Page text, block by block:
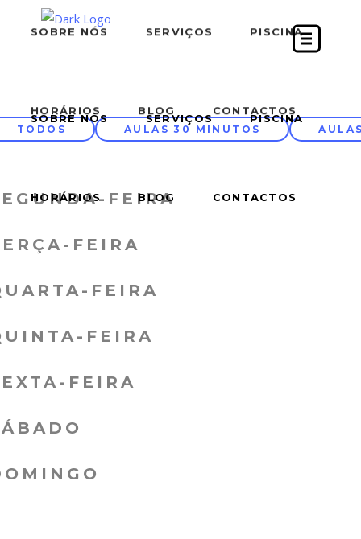
SOBRE NÓS SERVIÇOS PISCINA
HORÁRIOS BLOG CONTACTOS
SOBRE NÓS SERVIÇOS PISCINA
HORÁRIOS BLOG CONTACTOS
TODOS AULAS 30 MINUTOS
FEIRA
FEIRA
FEIRA
FEIRA
FEIRA